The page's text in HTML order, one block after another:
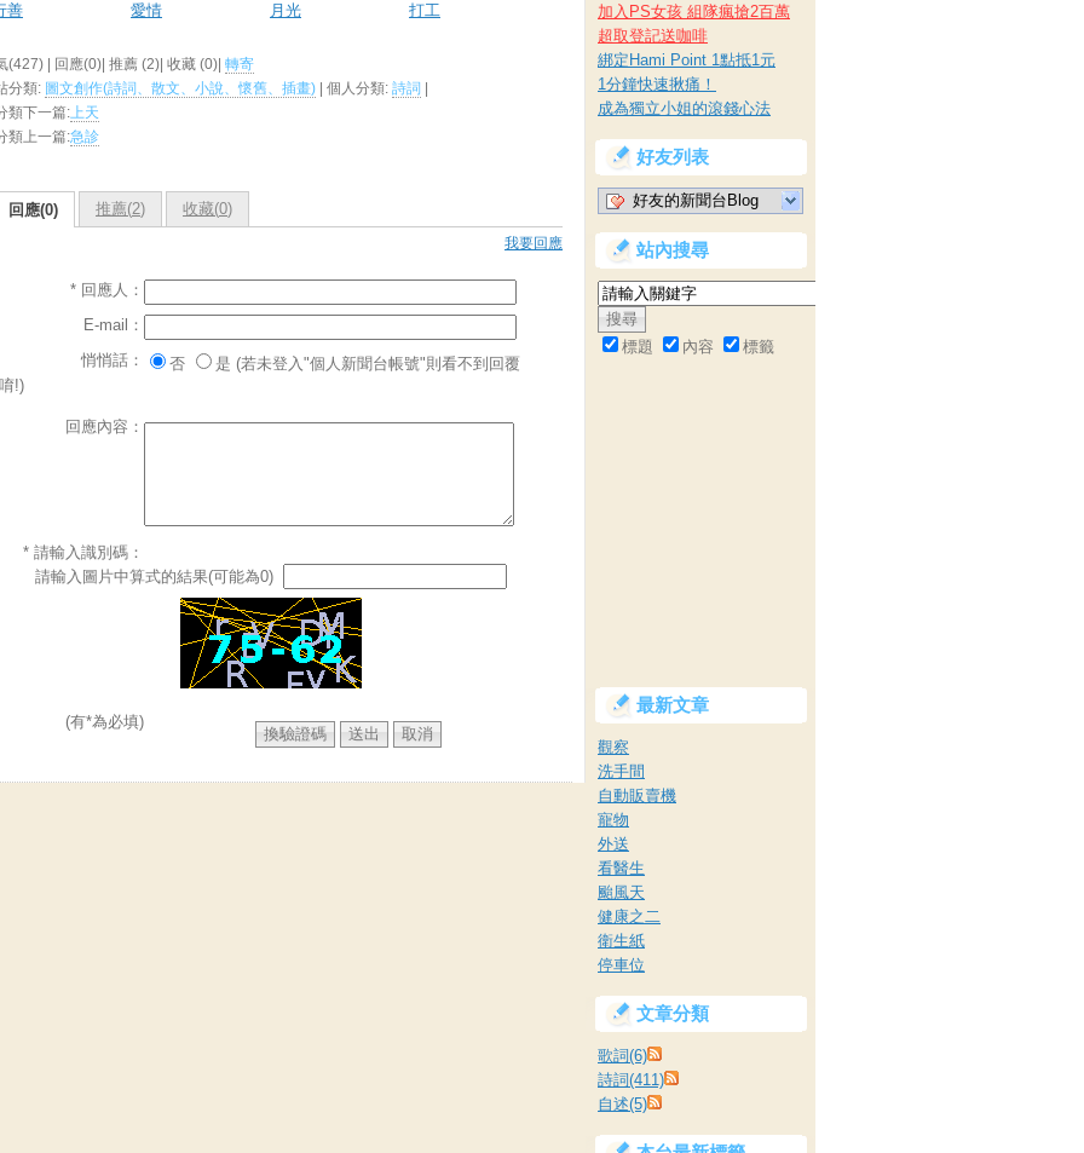
善 愛情 月光 打工
(427) | 回應(0)| 推薦 (2)| 收藏 (0)| 轉寄
分類: 圖文創作(詩詞、散文、小說、懷舊、插畫) | 個人分類: 詩詞
類下一篇:上天
類上一篇:急診
回應(0) 推薦(2) 收藏(0)
我要回應
* 回應人：
E-mail：
悄悄話：
否
是 (若未登入"個人新聞台帳號"則看不到回覆
唷!)
回應內容：
* 請輸入識別碼：
請輸入圖片中算式的結果(可能為0)
(有*為必填)
加入PS女孩 組隊瘋搶2百萬
超取登記送咖啡
綁定Hami Point 1點抵1元
1分鐘快速揪痛！
成為獨立小姐的滾錢心法
好友列表
好友的新聞台Blog
站內搜尋
標題 內容 標籤
最新文章
觀察
洗手間
自動販賣機
寵物
外送
看醫生
颱風天
健康之二
衛生紙
停車位
文章分類
歌詞(6)
詩詞(411)
自述(5)